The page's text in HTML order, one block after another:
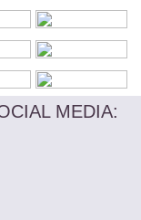
MEDIA: